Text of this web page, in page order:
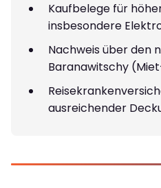
Kaufbelege für
insbesondere
Nachweis über den
Baranawitschy
ausreichender